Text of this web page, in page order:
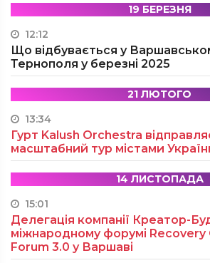
19 БЕРЕЗНЯ
12:12
Що відбувається у
Тернополя у березні 2025
21 ЛЮТОГО
13:34
Гурт Kalush Orchestra
масштабний тур містами
14 ЛИСТОПАДА
15:01
Делегація компанії Креатор-
міжнародному форумі
Forum 3.0 у Варшаві